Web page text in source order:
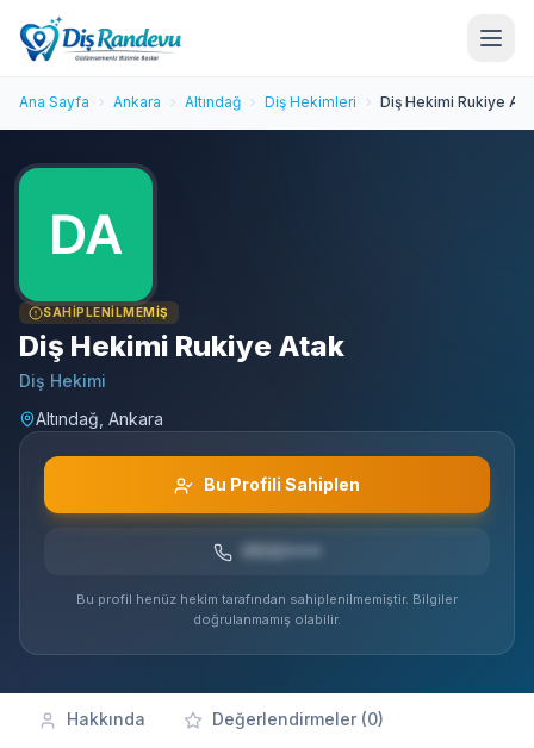
Ana Sayfa Ankara Altındağ Diş Hekimleri Diş Hekimi Rukiye
SAHIPLENILMEMIŞ
Diş Hekimi Rukiye Atak
Diş Hekimi
Altındağ, Ankara
Bu Profili Sahiplen
Bu profil henüz hekim tarafından sahiplenilmemiştir. Bilgiler
doğrulanmamış olabilir.
Hakkında Değerlendirmeler (0)